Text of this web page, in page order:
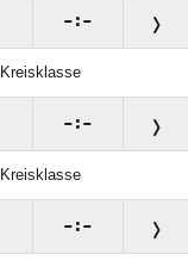
:
:
: